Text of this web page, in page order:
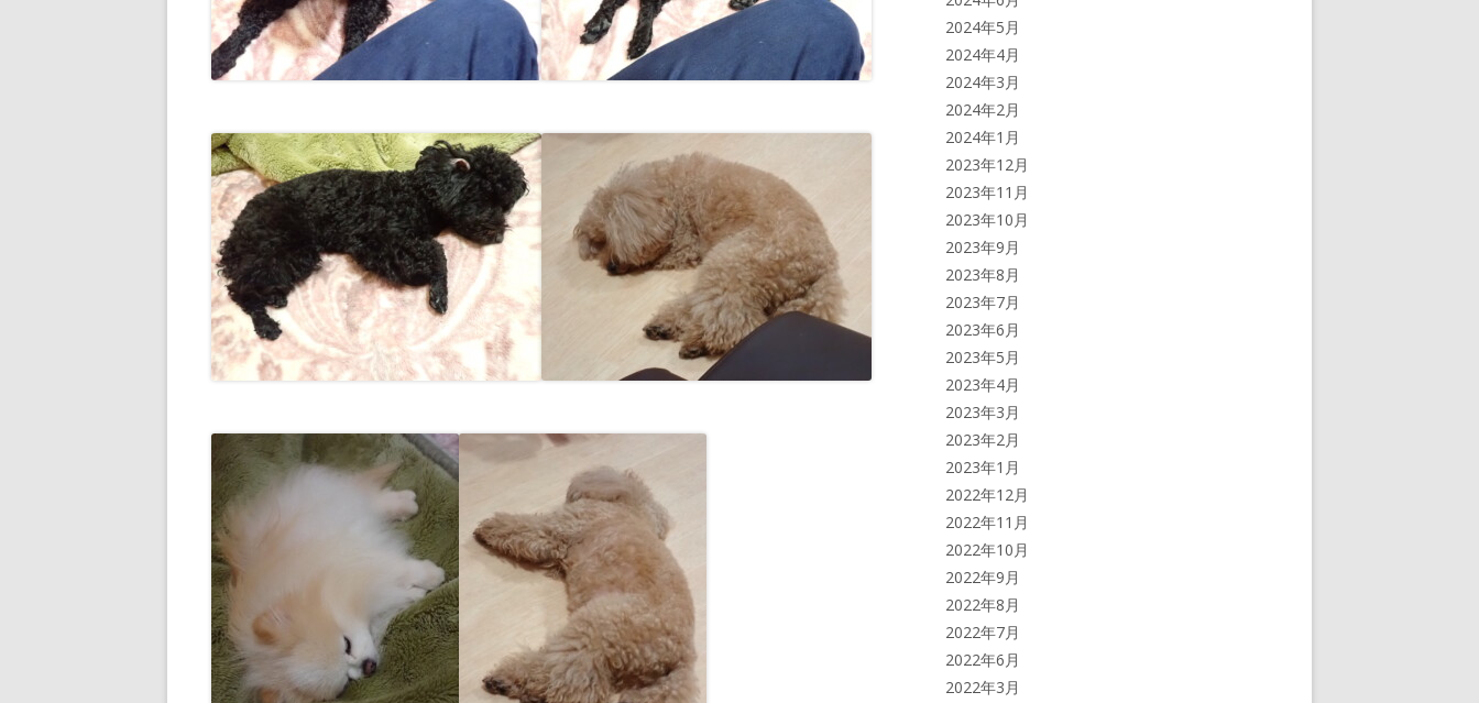
2024年5月
2024年4月
2024年3月
2024年2月
2024年1月
2023年12月
2023年11月
2023年10月
2023年9月
2023年8月
2023年7月
2023年6月
2023年5月
2023年4月
2023年3月
2023年2月
2023年1月
2022年12月
2022年11月
2022年10月
2022年9月
2022年8月
2022年7月
2022年6月
2022年3月